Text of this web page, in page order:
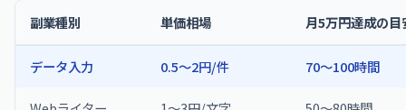
副業種別 単価相場 月5万円達成の目
データ入力 0.5〜2円/件 70〜100時間